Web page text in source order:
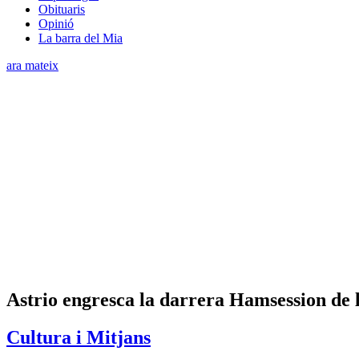
Obituaris
Opinió
La barra del Mia
ara mateix
Astrio engresca la darrera Hamsession
Cultura i Mitjans